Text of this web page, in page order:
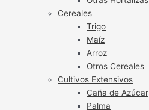
Cereales
Trigo
Maíz
Arroz
Otros Cereales
Cultivos Extensivos
Caña de Azúcar
Palma